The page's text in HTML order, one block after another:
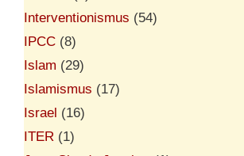
Interventionismus (54)
IPCC (8)
Islam (29)
Islamismus (17)
Israel (16)
ITER (1)